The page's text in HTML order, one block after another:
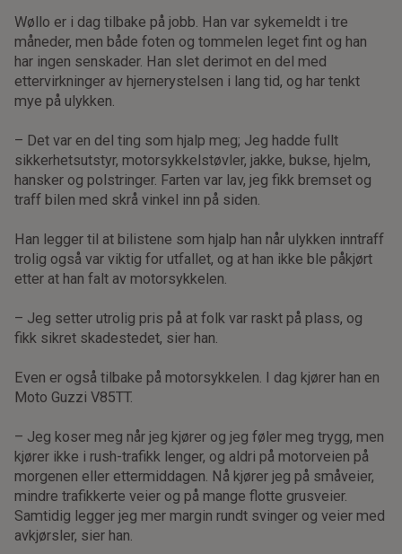
Wøllo er i dag tilbake på jobb. Han var sykemeldt i tre
måneder, men både foten og tommelen leget fint og han
har ingen senskader. Han slet derimot en del med
ettervirkninger av hjernerystelsen i lang tid, og har tenkt
mye på ulykken.
– Det var en del ting som hjalp meg; Jeg hadde fullt
sikkerhetsutstyr, motorsykkelstøvler, jakke, bukse, hjelm,
hansker og polstringer. Farten var lav, jeg fikk bremset og
traff bilen med skrå vinkel inn på siden.
Han legger til at bilistene som hjalp han når ulykken inntraff
trolig også var viktig for utfallet, og at han ikke ble påkjørt
etter at han falt av motorsykkelen.
– Jeg setter utrolig pris på at folk var raskt på plass, og
fikk sikret skadestedet, sier han.
Even er også tilbake på motorsykkelen. I dag kjører han en
Moto Guzzi V85TT.
– Jeg koser meg når jeg kjører og jeg føler meg trygg, men
kjører ikke i rush-trafikk lenger, og aldri på motorveien på
morgenen eller ettermiddagen. Nå kjører jeg på småveier,
mindre trafikkerte veier og på mange flotte grusveier.
Samtidig legger jeg mer margin rundt svinger og veier med
avkjørsler, sier han.